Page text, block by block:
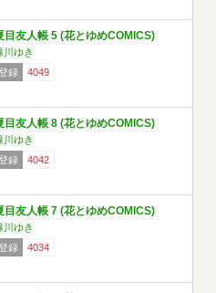
目友人帳 5 (花とゆめCOMICS)
川ゆき
録
4049
目友人帳 8 (花とゆめCOMICS)
川ゆき
録
4042
目友人帳 7 (花とゆめCOMICS)
川ゆき
録
4034